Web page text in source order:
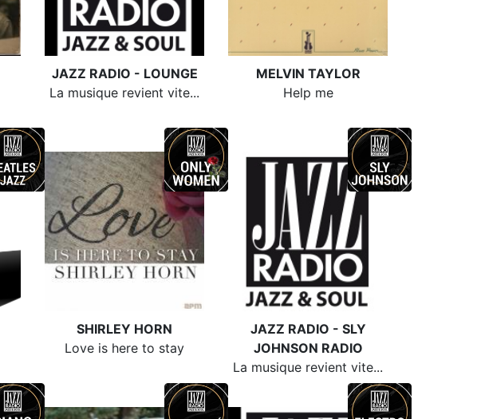
JAZZ RADIO - LOUNGE
La musique revient vite...
MELVIN TAYLOR
Help me
SHIRLEY HORN
Love is here to stay
JAZZ RADIO - SLY
JOHNSON RADIO
La musique revient vite...